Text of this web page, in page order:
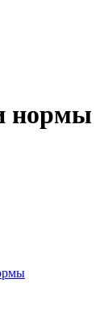
нормы